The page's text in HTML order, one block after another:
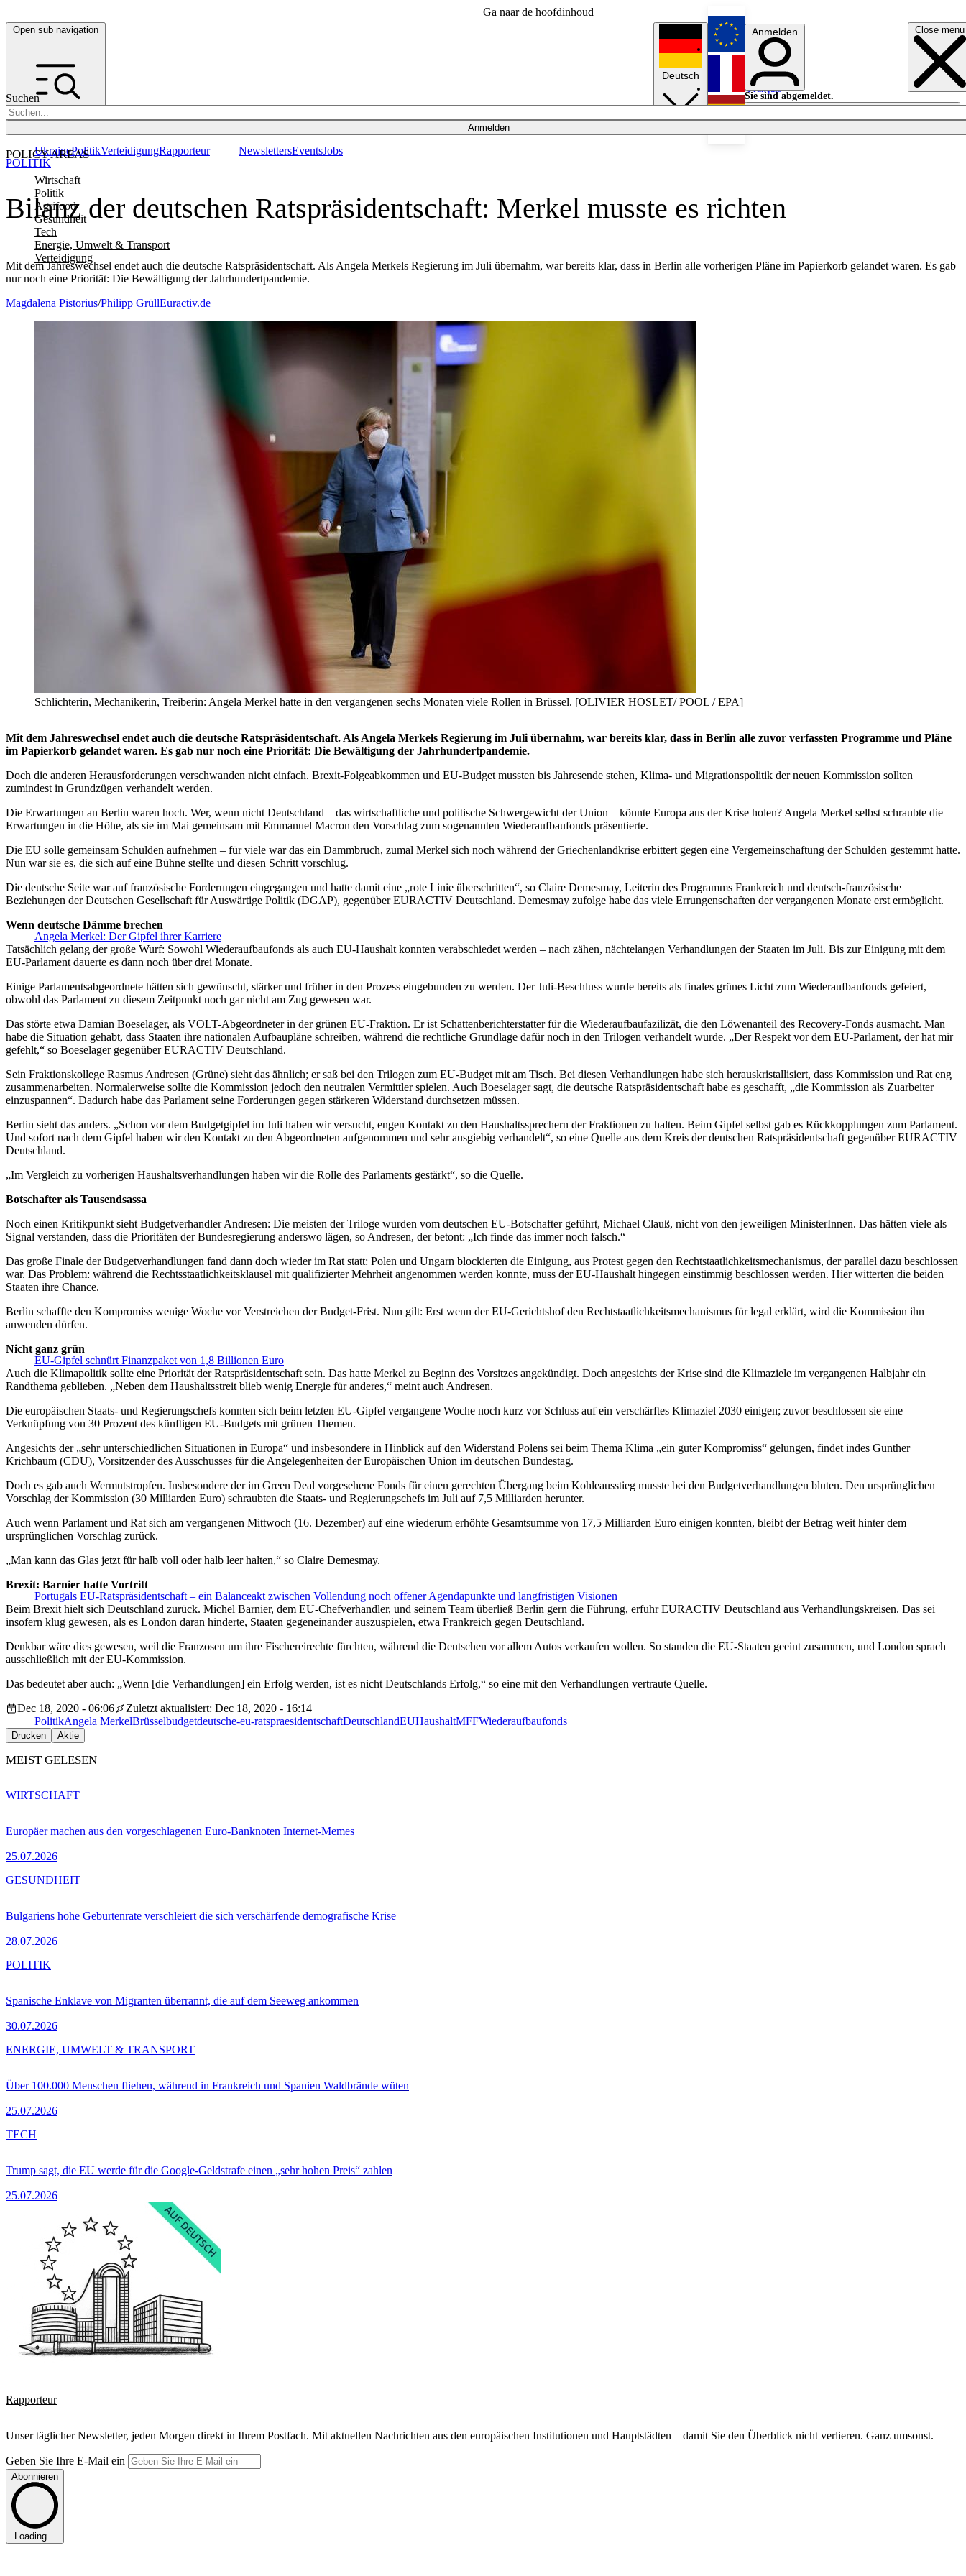
Ga naar de hoofdinhoud
Open sub navigation Close menu
Suchen
Anmelden
POLICY AREAS
Wirtschaft
Politik
Agrifood
Gesundheit
Tech
Energie, Umwelt & Transport
Verteidigung
UkrainePolitikVerteidigungRapporteur NewslettersEventsJobs
Deutsch
English
Français
Anmelden
Sie sind abgemeldet.
Anmelden
Licht aus
Bilanz der deutschen Ratspräsidentschaft: Merkel musste es richten
Mit dem Jahreswechsel endet auch die deutsche Ratspräsidentschaft. Als Angela Merkels Regierung im Juli übernahm, war bereits klar, dass in Berlin alle vorherigen Pläne im Papierkorb gelandet waren. Es gab
nur noch eine Priorität: Die Bewältigung der Jahrhundertpandemie.
POLITIK
Magdalena Pistorius/Philipp GrüllEuractiv.de
Schlichterin, Mechanikerin, Treiberin: Angela Merkel hatte in den vergangenen sechs Monaten viele Rollen in Brüssel. [OLIVIER HOSLET/ POOL / EPA]
Mit dem Jahreswechsel endet auch die deutsche Ratspräsidentschaft. Als Angela Merkels Regierung im Juli übernahm, war bereits klar, dass in Berlin alle zuvor verfassten Programme und Pläne
im Papierkorb gelandet waren. Es gab nur noch eine Priorität: Die Bewältigung der Jahrhundertpandemie.
Doch die anderen Herausforderungen verschwanden nicht einfach. Brexit-Folgeabkommen und EU-Budget mussten bis Jahresende stehen, Klima- und Migrationspolitik der neuen Kommission sollten
zumindest in Grundzügen verhandelt werden.
Die Erwartungen an Berlin waren hoch. Wer, wenn nicht Deutschland – das wirtschaftliche und politische Schwergewicht der Union – könnte Europa aus der Krise holen? Angela Merkel selbst schraubte die
Erwartungen in die Höhe, als sie im Mai gemeinsam mit Emmanuel Macron den Vorschlag zum sogenannten Wiederaufbaufonds präsentierte.
Die EU solle gemeinsam Schulden aufnehmen – für viele war das ein Dammbruch, zumal Merkel sich noch während der Griechenlandkrise erbittert gegen eine Vergemeinschaftung der Schulden gestemmt hatte.
Nun war sie es, die sich auf eine Bühne stellte und diesen Schritt vorschlug.
Die deutsche Seite war auf französische Forderungen eingegangen und hatte damit eine „rote Linie überschritten“, so Claire Demesmay, Leiterin des Programms Frankreich und deutsch-französische
Beziehungen der Deutschen Gesellschaft für Auswärtige Politik (DGAP), gegenüber EURACTIV Deutschland. Demesmay zufolge habe das viele Errungenschaften der vergangenen Monate erst ermöglicht.
Angela Merkel: Der Gipfel ihrer Karriere
Wenn deutsche Dämme brechen
Tatsächlich gelang der große Wurf: Sowohl Wiederaufbaufonds als auch EU-Haushalt konnten verabschiedet werden – nach zähen, nächtelangen Verhandlungen der Staaten im Juli. Bis zur Einigung mit dem
EU-Parlament dauerte es dann noch über drei Monate.
Einige Parlamentsabgeordnete hätten sich gewünscht, stärker und früher in den Prozess eingebunden zu werden. Der Juli-Beschluss wurde bereits als finales grünes Licht zum Wiederaufbaufonds gefeiert,
obwohl das Parlament zu diesem Zeitpunkt noch gar nicht am Zug gewesen war.
Das störte etwa Damian Boeselager, als VOLT-Abgeordneter in der grünen EU-Fraktion. Er ist Schattenberichterstatter für die Wiederaufbaufazilizät, die den Löwenanteil des Recovery-Fonds ausmacht. Man
habe die Situation gehabt, dass Staaten ihre nationalen Aufbaupläne schreiben, während die rechtliche Grundlage dafür noch in den Trilogen verhandelt wurde. „Der Respekt vor dem EU-Parlament, der hat mir
gefehlt,“ so Boeselager gegenüber EURACTIV Deutschland.
Sein Fraktionskollege Rasmus Andresen (Grüne) sieht das ähnlich; er saß bei den Trilogen zum EU-Budget mit am Tisch. Bei diesen Verhandlungen habe sich herauskristallisiert, dass Kommission und Rat eng
zusammenarbeiten. Normalerweise sollte die Kommission jedoch den neutralen Vermittler spielen. Auch Boeselager sagt, die deutsche Ratspräsidentschaft habe es geschafft, „die Kommission als Zuarbeiter
einzuspannen“. Dadurch habe das Parlament seine Forderungen gegen stärkeren Widerstand durchsetzen müssen.
Berlin sieht das anders. „Schon vor dem Budgetgipfel im Juli haben wir versucht, engen Kontakt zu den Haushaltssprechern der Fraktionen zu halten. Beim Gipfel selbst gab es Rückkopplungen zum Parlament.
Und sofort nach dem Gipfel haben wir den Kontakt zu den Abgeordneten aufgenommen und sehr ausgiebig verhandelt“, so eine Quelle aus dem Kreis der deutschen Ratspräsidentschaft gegenüber EURACTIV
Deutschland.
„Im Vergleich zu vorherigen Haushaltsverhandlungen haben wir die Rolle des Parlaments gestärkt“, so die Quelle.
Botschafter als Tausendsassa
Noch einen Kritikpunkt sieht Budgetverhandler Andresen: Die meisten der Triloge wurden vom deutschen EU-Botschafter geführt, Michael Clauß, nicht von den jeweiligen MinisterInnen. Das hätten viele als
Signal verstanden, dass die Prioritäten der Bundesregierung anderswo lägen, so Andresen, der betont: „Ich finde das immer noch falsch.“
Das große Finale der Budgetverhandlungen fand dann doch wieder im Rat statt: Polen und Ungarn blockierten die Einigung, aus Protest gegen den Rechtstaatlichkeitsmechanismus, der parallel dazu beschlossen
war. Das Problem: während die Rechtsstaatlichkeitsklausel mit qualifizierter Mehrheit angenommen werden konnte, muss der EU-Haushalt hingegen einstimmig beschlossen werden. Hier witterten die beiden
Staaten ihre Chance.
Berlin schaffte den Kompromiss wenige Woche vor Verstreichen der Budget-Frist. Nun gilt: Erst wenn der EU-Gerichtshof den Rechtstaatlichkeitsmechanismus für legal erklärt, wird die Kommission ihn
anwenden dürfen.
EU-Gipfel schnürt Finanzpaket von 1,8 Billionen Euro
Nicht ganz grün
Auch die Klimapolitik sollte eine Priorität der Ratspräsidentschaft sein. Das hatte Merkel zu Beginn des Vorsitzes angekündigt. Doch angesichts der Krise sind die Klimaziele im vergangenen Halbjahr ein
Randthema geblieben. „Neben dem Haushaltsstreit blieb wenig Energie für anderes,“ meint auch Andresen.
Die europäischen Staats- und Regierungschefs konnten sich beim letzten EU-Gipfel vergangene Woche noch kurz vor Schluss auf ein verschärftes Klimaziel 2030 einigen; zuvor beschlossen sie eine
Verknüpfung von 30 Prozent des künftigen EU-Budgets mit grünen Themen.
Angesichts der „sehr unterschiedlichen Situationen in Europa“ und insbesondere in Hinblick auf den Widerstand Polens sei beim Thema Klima „ein guter Kompromiss“ gelungen, findet indes Gunther
Krichbaum (CDU), Vorsitzender des Ausschusses für die Angelegenheiten der Europäischen Union im deutschen Bundestag.
Doch es gab auch Wermutstropfen. Insbesondere der im Green Deal vorgesehene Fonds für einen gerechten Übergang beim Kohleausstieg musste bei den Budgetverhandlungen bluten. Den ursprünglichen
Vorschlag der Kommission (30 Milliarden Euro) schraubten die Staats- und Regierungschefs im Juli auf 7,5 Milliarden herunter.
Auch wenn Parlament und Rat sich am vergangenen Mittwoch (16. Dezember) auf eine wiederum erhöhte Gesamtsumme von 17,5 Milliarden Euro einigen konnten, bleibt der Betrag weit hinter dem
ursprünglichen Vorschlag zurück.
„Man kann das Glas jetzt für halb voll oder halb leer halten,“ so Claire Demesmay.
Portugals EU-Ratspräsidentschaft – ein Balanceakt zwischen Vollendung noch offener Agendapunkte und langfristigen Visionen
Brexit: Barnier hatte Vortritt
Beim Brexit hielt sich Deutschland zurück. Michel Barnier, dem EU-Chefverhandler, und seinem Team überließ Berlin gern die Führung, erfuhr EURACTIV Deutschland aus Verhandlungskreisen. Das sei
insofern klug gewesen, als es London daran hinderte, Staaten gegeneinander auszuspielen, etwa Frankreich gegen Deutschland.
Denkbar wäre dies gewesen, weil die Franzosen um ihre Fischereirechte fürchten, während die Deutschen vor allem Autos verkaufen wollen. So standen die EU-Staaten geeint zusammen, und London sprach
ausschließlich mit der EU-Kommission.
Das bedeutet aber auch: „Wenn [die Verhandlungen] ein Erfolg werden, ist es nicht Deutschlands Erfolg,“ so eine mit den Verhandlungen vertraute Quelle.
Dec 18, 2020 - 06:06
Zuletzt aktualisiert: Dec 18, 2020 - 16:14
PolitikAngela MerkelBrüsselbudgetdeutsche-eu-ratspraesidentschaftDeutschlandEUHaushaltMFFWiederaufbaufonds
Drucken Aktie
MEIST GELESEN
Europäer machen aus den vorgeschlagenen Euro-Banknoten Internet-Memes
25.07.2026
WIRTSCHAFT
Bulgariens hohe Geburtenrate verschleiert die sich verschärfende demografische Krise
28.07.2026
GESUNDHEIT
Spanische Enklave von Migranten überrannt, die auf dem Seeweg ankommen
30.07.2026
POLITIK
Über 100.000 Menschen fliehen, während in Frankreich und Spanien Waldbrände wüten
25.07.2026
ENERGIE, UMWELT & TRANSPORT
Trump sagt, die EU werde für die Google-Geldstrafe einen „sehr hohen Preis“ zahlen
25.07.2026
TECH
Rapporteur
Unser täglicher Newsletter, jeden Morgen direkt in Ihrem Postfach. Mit aktuellen Nachrichten aus den europäischen Institutionen und Hauptstädten – damit Sie den Überblick nicht verlieren. Ganz umsonst.
Geben Sie Ihre E-Mail ein
Abonnieren
Loading...